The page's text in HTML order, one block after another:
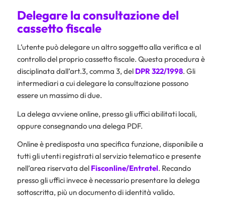
Delegare la consultazione del
cassetto fiscale
L’utente può delegare un altro soggetto alla verifica e al
controllo del proprio cassetto fiscale. Questa procedura è
disciplinata dall’art.3, comma 3, delDPR 322/1998. Gli
intermediari a cui delegare la consultazione possono
essere un massimo di due.
La delega avviene online, presso gli uffici abilitati locali,
oppure consegnando una delega PDF.
Online è predisposta una specifica funzione, disponibile a
tutti gli utenti registrati al servizio telematico e presente
nell’area riservata del Fisconline/Entratel. Recando
presso gli uffici invece è necessario presentare la delega
sottoscritta, più un documento di identità valido.